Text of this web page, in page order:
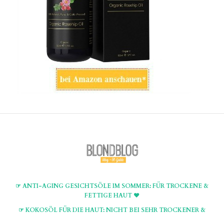
☞ ANTI-AGING GESICHTSÖLE IM SOMMER: FÜR TROCKENE &
FETTIGE HAUT ♥
☞ KOKOSÖL FÜR DIE HAUT: NICHT BEI SEHR TROCKENER &